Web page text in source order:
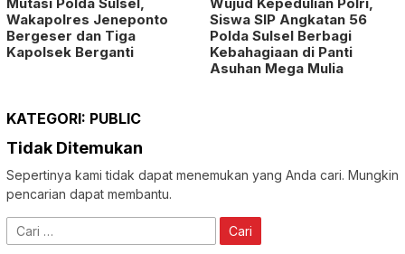
Wakapolres Jeneponto
Bergeser dan Tiga
Kapolsek Berganti
Siswa SIP Angkatan 56
Polda Sulsel Berbagi
Kebahagiaan di Panti
Asuhan Mega Mulia
KATEGORI: PUBLIC
Tidak Ditemukan
Sepertinya kami tidak dapat menemukan yang Anda cari. Mungkin
pencarian dapat membantu.
Cari
untuk: